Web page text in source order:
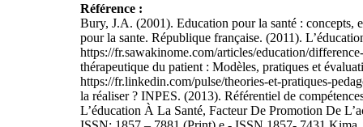
Référence :
Bury, J.A. (2001). Education pour la santé :
pour la sante. République française. (2011).
https://fr.sawakinome.com/articles/education/
thérapeutique du patient : Modèles, pratiques et
https://fr.linkedin.com/pulse/theories-et-pratiques-
la réaliser ? INPES. (2013). Référentiel de
L’éducation À La Santé, Facteur De Promotion De